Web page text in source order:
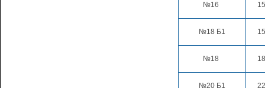
№16
№18 Б1
№18
№20 Б1